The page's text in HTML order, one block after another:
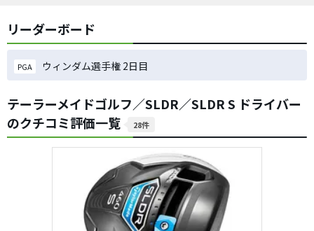
リーダーボード
PGA ウィンダム選手権 2日目
テーラーメイドゴルフ／SLDR／SLDR S ドライバー
のクチコミ評価一覧
28件